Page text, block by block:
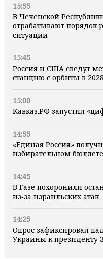
15:55
В Чеченской
отрабатывают порядок
ситуации
15:45
Россия и США сведут
станцию с орбиты в
15:00
Кавказ.РФ запустил
14:55
«Единая Россия»
избирательном
14:45
В Газе похоронили
из‑за израильских атак
14:25
Опрос зафиксировал
Украины к президенту